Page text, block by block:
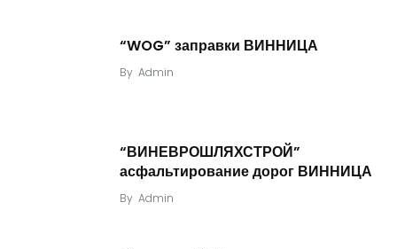
“WOG” заправки ВИННИЦА
By Admin
“ВИНЕВРОШЛЯХСТРОЙ”
асфальтирование дорог ВИННИЦА
By Admin